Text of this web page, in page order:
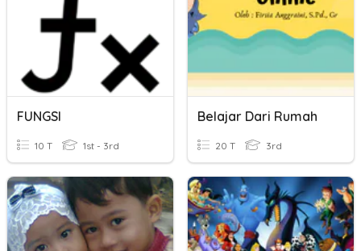
FUNGSI
10 T 1st - 3rd
Belajar Dari Rumah
20 T 3rd